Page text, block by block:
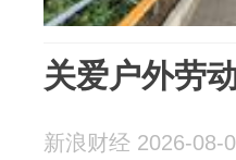
关爱户外劳
新浪财经 2026-08-